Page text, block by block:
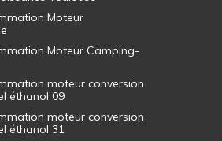
Moteur
Moteur Camping-
moteur conversion
éthanol 09
moteur conversion
éthanol 31